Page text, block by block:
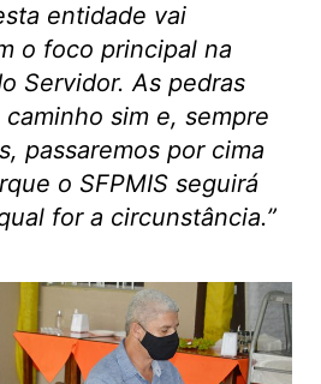
entidade vai
o foco principal na
Servidor. As pedras
sim e, sempre
passaremos por cima
o SFPMIS seguirá
for a circunstância.”